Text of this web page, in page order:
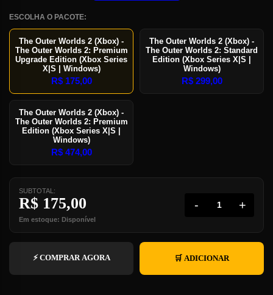
ESCOLHA O PACOTE:
The Outer Worlds 2 (Xbox) -
The Outer Worlds 2: Premium
Upgrade Edition (Xbox Series
X|S | Windows)
R$175,00
The Outer Worlds 2 (Xbox) -
The Outer Worlds 2: Standard
Edition (Xbox Series X|S |
Windows)
R$299,00
The Outer Worlds 2 (Xbox) -
The Outer Worlds 2: Premium
Edition (Xbox Series X|S |
Windows)
R$474,00
SUBTOTAL:
R$ 175,00
Em estoque: Disponível
- +
⚡ COMPRAR AGORA 🛒 ADICIONAR